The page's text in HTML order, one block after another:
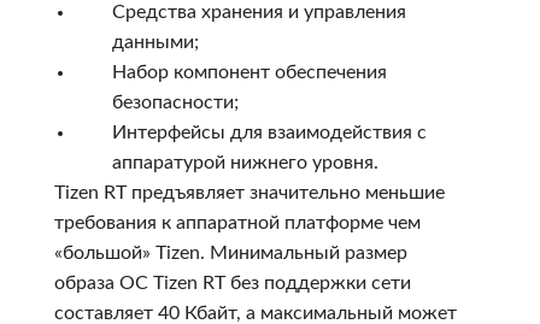
Средства хранения и управления
данными;
Набор компонент обеспечения
безопасности;
Интерфейсы для взаимодействия с
аппаратурой нижнего уровня.
Tizen RT предъявляет значительно меньшие
требования к аппаратной платформе чем
«большой» Tizen. Минимальный размер
образа ОС Tizen RT без поддержки сети
составляет 40 Кбайт, а максимальный может